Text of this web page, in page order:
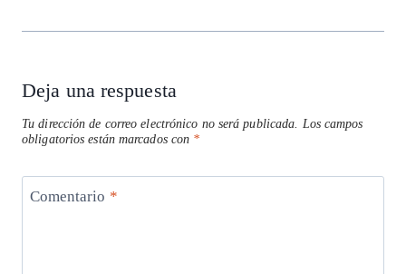
Deja una respuesta
Tu dirección de correo electrónico no será publicada. Los campos
obligatorios están marcados con *
Comentario *